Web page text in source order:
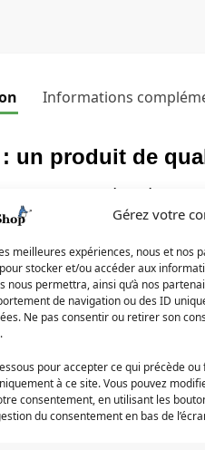
Gérez votre
meilleures expériences, nous et nos
stocker et/ou accéder aux
nous permettra, ainsi qu’à nos
de navigation ou des ID
Ne pas consentir ou retirer son
pour accepter ce qui précède
à ce site. Vous pouvez
consentement, en utilisant les
du consentement en bas de
Informations
un produit de
de qualité supérieure
Le Chat**, le fidèle
shirt est un véritable
sport, l’orange vif, le
Sweat Jiji Le
plusieurs tailles, du S au
qui vous convient. De
de l’univers de
le Studio Ghibli.